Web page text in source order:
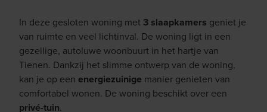
In deze gesloten woning met 3 slaapkamers geniet je
van ruimte en veel lichtinval. De woning ligt in een
gezellige, autoluwe woonbuurt in het hartje van
Tienen. Dankzij het slimme ontwerp van de woning,
kan je op een energiezuinige manier genieten van
comfortabel wonen. De woning beschikt over een
privé-tuin.